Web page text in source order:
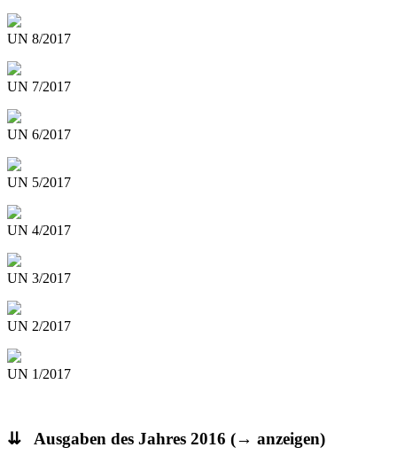
UN 8/2017
UN 7/2017
UN 6/2017
UN 5/2017
UN 4/2017
UN 3/2017
UN 2/2017
UN 1/2017
⇊ Ausgaben des Jahres 2016 (→ anzeigen)